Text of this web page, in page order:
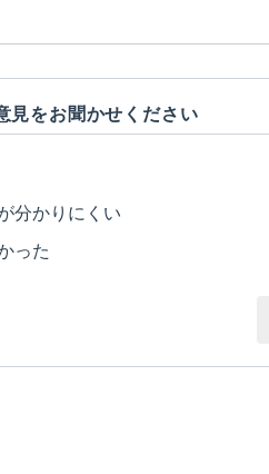
見をお聞かせください
分かりにくい
った